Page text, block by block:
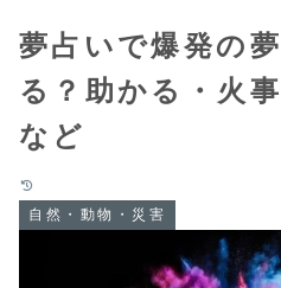
夢占いで爆発の
る？助かる・火
など
自然・動物・災害